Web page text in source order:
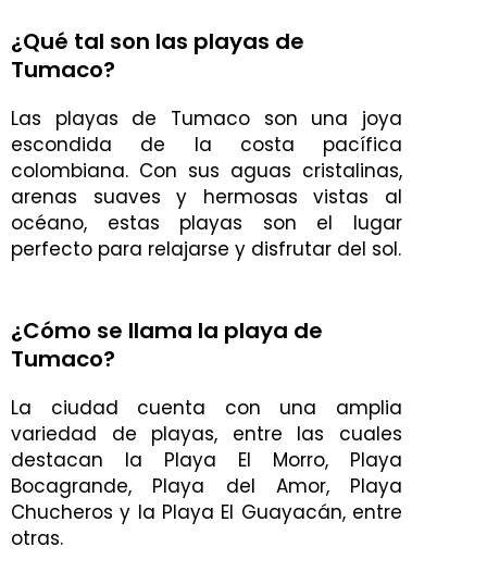
¿Qué tal son las playas de
Tumaco?
Las playas de Tumaco son una joya
escondida de la costa pacífica
colombiana. Con sus aguas cristalinas,
arenas suaves y hermosas vistas al
océano, estas playas son el lugar
perfecto para relajarse y disfrutar del sol.
¿Cómo se llama la playa de
Tumaco?
La ciudad cuenta con una amplia
variedad de playas, entre las cuales
destacan la Playa El Morro, Playa
Bocagrande, Playa del Amor, Playa
Chucheros y la Playa El Guayacán, entre
otras.